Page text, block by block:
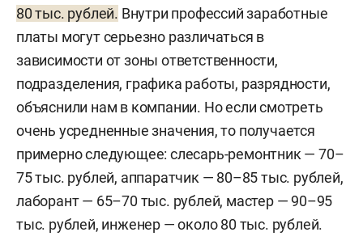
80 тыс. рублей. Внутри профессий заработные
платы могут серьезно различаться в
зависимости от зоны ответственности,
подразделения, графика работы, разрядности,
объяснили нам в компании. Но если смотреть
очень усредненные значения, то получается
примерно следующее: слесарь-ремонтник — 70–
75 тыс. рублей, аппаратчик — 80–85 тыс. рублей,
лаборант — 65–70 тыс. рублей, мастер — 90–95
тыс. рублей, инженер — около 80 тыс. рублей.